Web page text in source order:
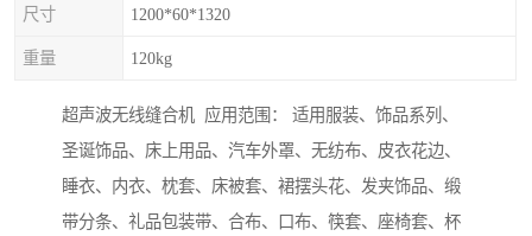
尺寸 1200*60*1320
重量 120kg
超声波无线缝合机 应用范围： 适用服装、饰品系列、
圣诞饰品、床上用品、汽车外罩、无纺布、皮衣花边、
睡衣、内衣、枕套、床被套、裙摆头花、发夹饰品、缎
带分条、礼品包装带、合布、口布、筷套、座椅套、杯